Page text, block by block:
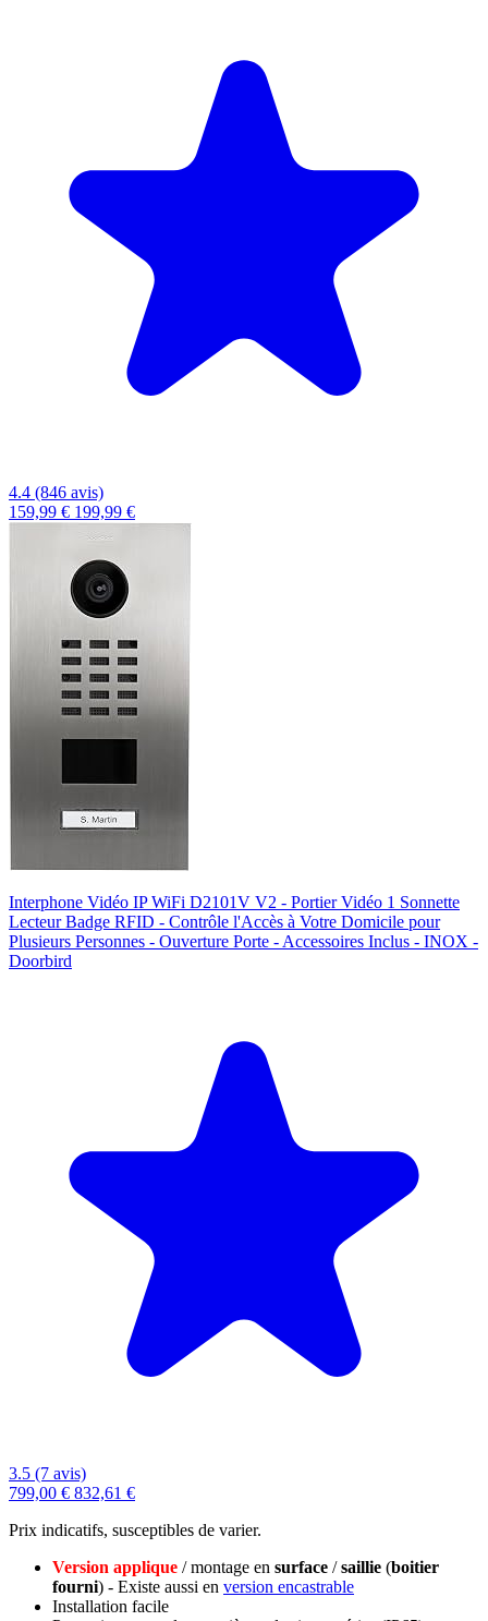
4.4 (846 avis)
159,99 € 199,99 €
Interphone Vidéo IP WiFi D2101V V2 - Portier Vidéo 1 Sonnette
Lecteur Badge RFID - Contrôle l'Accès à Votre Domicile pour
Plusieurs Personnes - Ouverture Porte - Accessoires Inclus - INOX -
Doorbird
3.5 (7 avis)
799,00 € 832,61 €
Prix indicatifs, susceptibles de varier.
Version applique / montage en surface /saillie (boitier
fourni) - Existe aussi en version encastrable
Installation facile